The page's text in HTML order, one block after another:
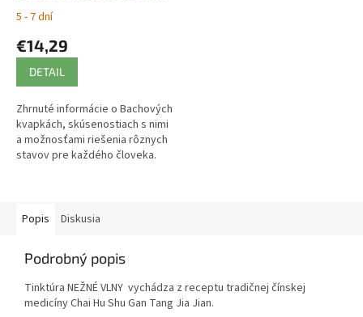
Katarína Michel
5 - 7 dní
€14,29
DETAIL
Zhrnuté informácie o Bachových
kvapkách, skúsenostiach s nimi
a možnosťami riešenia rôznych
stavov pre každého človeka.
Popis Diskusia
Podrobný popis
Tinktúra NEŽNÉ VLNY vychádza z receptu tradičnej čínskej
medicíny Chai Hu Shu Gan Tang Jia Jian.